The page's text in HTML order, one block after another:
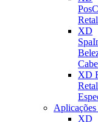
Pos
XD
Spa
XD
XD